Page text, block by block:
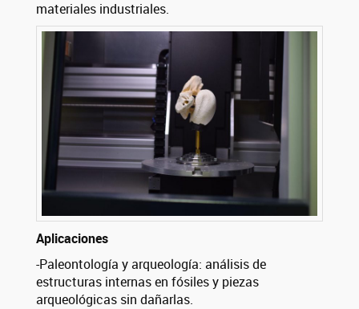
materiales industriales.
Aplicaciones
-Paleontología y arqueología: análisis de
estructuras internas en fósiles y piezas
arqueológicas sin dañarlas.